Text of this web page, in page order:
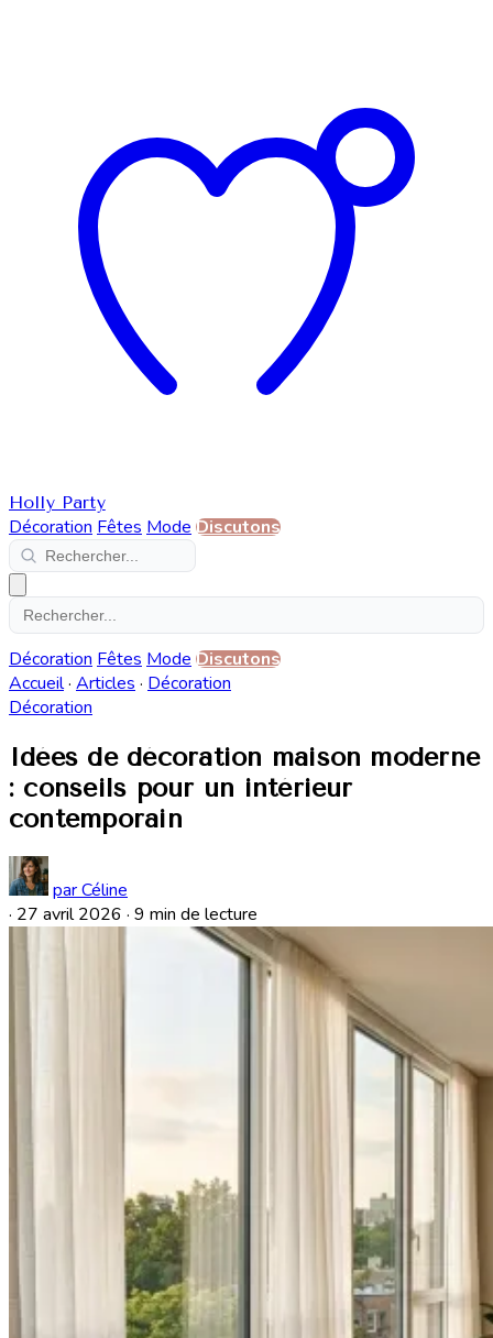
Holly Party
Décoration Fêtes Mode Discutons
Décoration Fêtes Mode Discutons
Accueil· Articles · Décoration
Décoration
Idées de décoration maison moderne
: conseils pour un intérieur
contemporain
par Céline
· 27 avril 2026 · 9 min de lecture